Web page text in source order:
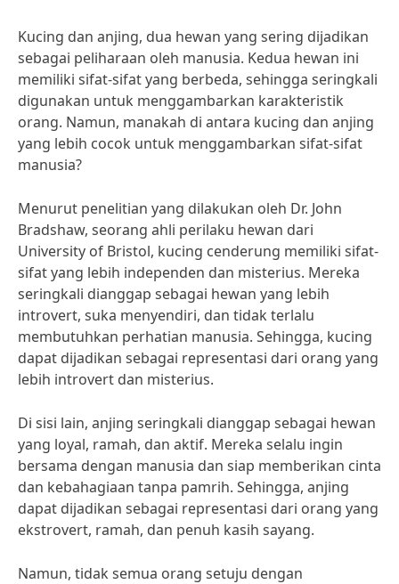
Kucing dan anjing, dua hewan yang sering dijadikan
sebagai peliharaan oleh manusia. Kedua hewan ini
memiliki sifat-sifat yang berbeda, sehingga seringkali
digunakan untuk menggambarkan karakteristik
orang. Namun, manakah di antara kucing dan anjing
yang lebih cocok untuk menggambarkan sifat-sifat
manusia?
Menurut penelitian yang dilakukan oleh Dr. John
Bradshaw, seorang ahli perilaku hewan dari
University of Bristol, kucing cenderung memiliki sifat-
sifat yang lebih independen dan misterius. Mereka
seringkali dianggap sebagai hewan yang lebih
introvert, suka menyendiri, dan tidak terlalu
membutuhkan perhatian manusia. Sehingga, kucing
dapat dijadikan sebagai representasi dari orang yang
lebih introvert dan misterius.
Di sisi lain, anjing seringkali dianggap sebagai hewan
yang loyal, ramah, dan aktif. Mereka selalu ingin
bersama dengan manusia dan siap memberikan cinta
dan kebahagiaan tanpa pamrih. Sehingga, anjing
dapat dijadikan sebagai representasi dari orang yang
ekstrovert, ramah, dan penuh kasih sayang.
Namun, tidak semua orang setuju dengan